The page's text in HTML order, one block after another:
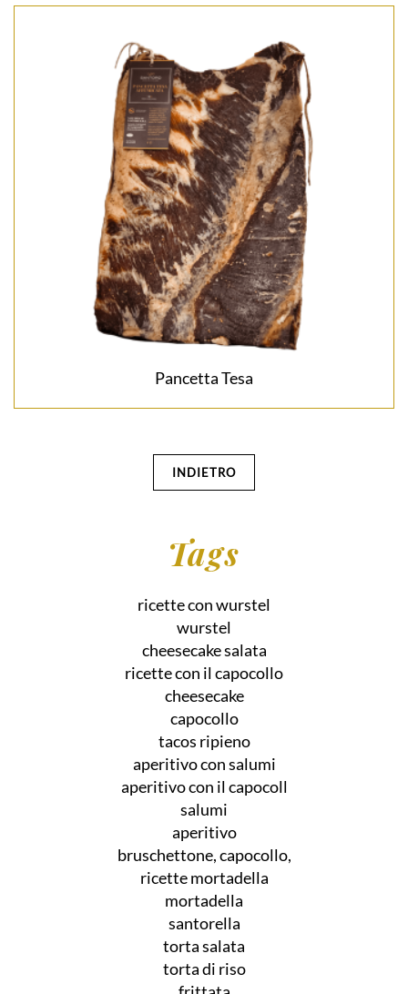
Pancetta Tesa
INDIETRO
Tags
ricette con wurstel
wurstel
cheesecake salata
ricette con il capocollo
cheesecake
capocollo
tacos ripieno
aperitivo con salumi
aperitivo con il capocoll
salumi
aperitivo
bruschettone, capocollo,
ricette mortadella
mortadella
santorella
torta salata
torta di riso